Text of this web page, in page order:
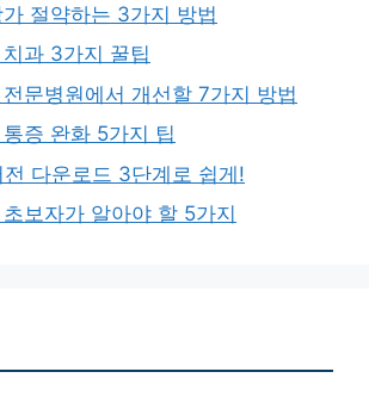
절약하는 3가지 방법
과 3가지 꿀팁
문병원에서 개선할 7가지 방법
증 완화 5가지 팁
다운로드 3단계로 쉽게!
보자가 알아야 할 5가지